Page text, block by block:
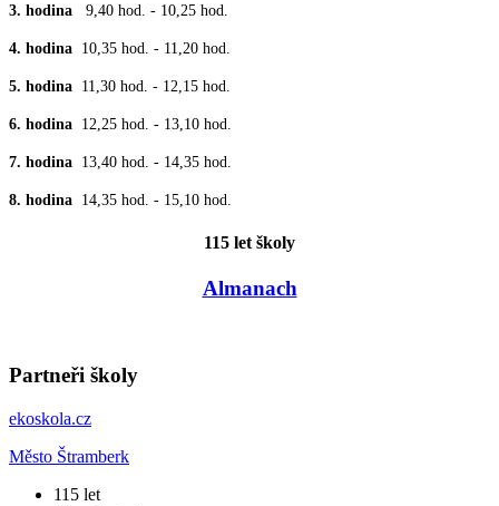
3. hodina 9,40 hod. - 10,25 hod.
4. hodina 10,35 hod. - 11,20 hod.
5. hodina 11,30 hod. - 12,15 hod.
6. hodina 12,25 hod. - 13,10 hod.
7. hodina 13,40 hod. - 14,35 hod.
8. hodina 14,35 hod. - 15,10 hod.
115 let školy
Almanach
Partneři školy
ekoskola.cz
Město Štramberk
​115 let